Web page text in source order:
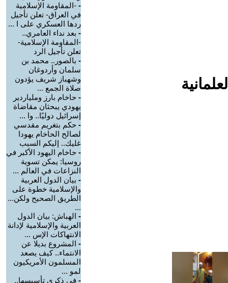
- -المقاومة الإسلامية
في العراق- تعلن تأجيل
ردها العسكري على ا ...
- بعد نداء العامري..
-المقاومة الإسلامية-
تعلن تأجيل الرد
- بالصور.. محمد بن
سلمان وأردوغان
وشهباز شريف يؤدون
صلاة الجمع ...
- حاخام بارز وملياردير
يهودي يبحثان مقاضاة
إسرائيل دوليًا.. وا ...
- حكم بتغريم مقدسي
لصالح الحاخام يهودا
غليك.. إليكم السبب
- حاخام اليهود الأكبر في
روسيا: يمكن تسوية
النزاعات في العالم ...
- بيان الدول العربية
والإسلامية خطوة على
الطريق الصحيح ولكن...
...
- الهباش: بيان الدول
العربية والإسلامية لإدانة
الانتهاكات الإس ...
- المشروع بديلا عن
الانتماء.. كيف يصعد
المسلمون الأمريكيون
لمو ...
- في ذكرى تأسيسها..